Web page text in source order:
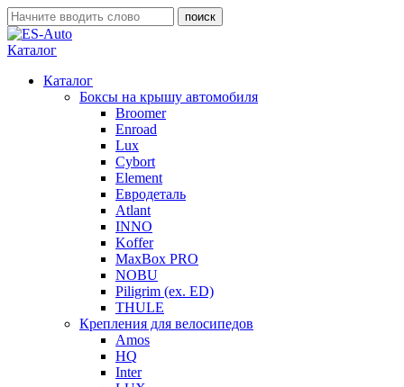
Каталог
Каталог
Боксы на крышу автомобиля
Broomer
Enroad
Lux
Cybort
Element
Евродеталь
Atlant
INNO
Koffer
MaxBox PRO
NOBU
Piligrim (ex. ED)
THULE
Крепления для велосипедов
Amos
HQ
Inter